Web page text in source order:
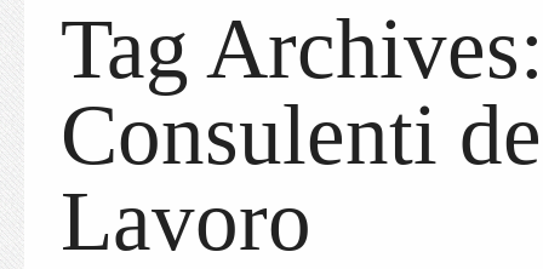
Tag Archives:
Consulenti
Lavoro